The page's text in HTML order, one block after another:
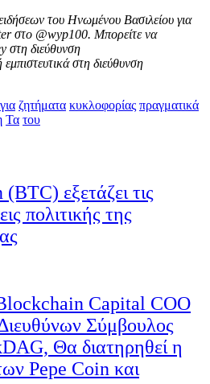
του Ηνωμένου Βασιλείου για
στο @wyp100. Μπορείτε να
στη διεύθυνση
στη διεύθυνση
για ζητήματα κυκλοφορίας πραγματικά
Τα του
εξετάζει τις
πολιτικής της
Capital COO
Σύμβουλος
Θα διατηρηθεί η
Pepe Coin και